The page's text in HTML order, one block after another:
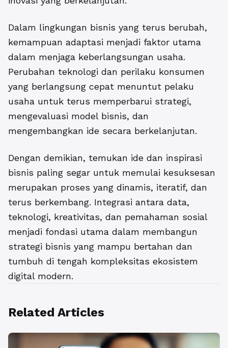
Dalam lingkungan bisnis yang terus berubah,
kemampuan adaptasi menjadi faktor utama
dalam menjaga keberlangsungan usaha.
Perubahan teknologi dan perilaku konsumen
yang berlangsung cepat menuntut pelaku
usaha untuk terus memperbarui strategi,
mengevaluasi model bisnis, dan
mengembangkan ide secara berkelanjutan.
Dengan demikian, temukan ide dan inspirasi
bisnis paling segar untuk memulai kesuksesan
merupakan proses yang dinamis, iteratif, dan
terus berkembang. Integrasi antara data,
teknologi, kreativitas, dan pemahaman sosial
menjadi fondasi utama dalam membangun
strategi bisnis yang mampu bertahan dan
tumbuh di tengah kompleksitas ekosistem
digital modern.
Related Articles